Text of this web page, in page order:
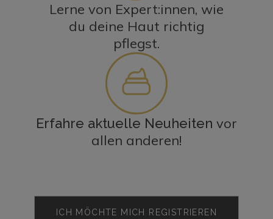
Lerne von Expert:innen, wie
du deine Haut richtig
pflegst.
Erfahre aktuelle Neuheiten vor
allen anderen!
ICH MÖCHTE MICH REGISTRIEREN